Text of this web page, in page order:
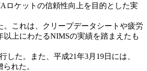
ロケットの信頼性向上を目的とした実
これは、クリープデータシートや疲労
上にわたるNIMSの実績を踏まえたも
た。また、平成21年3月19日には、
れた。